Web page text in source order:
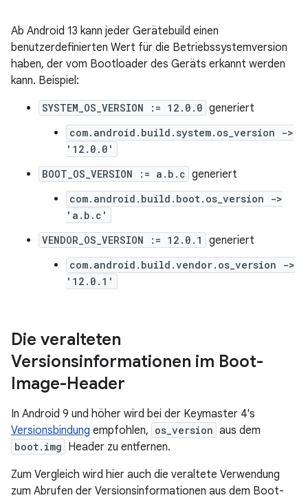
Ab Android 13 kann jeder Gerätebuild einen
benutzerdefinierten Wert für die Betriebssystemversion
haben, der vom Bootloader des Geräts erkannt werden
kann. Beispiel:
SYSTEM_OS_VERSION := 12.0.0 generiert
com.android.build.system.os_version ->
'12.0.0'
BOOT_OS_VERSION := a.b.c generiert
com.android.build.boot.os_version ->
'a.b.c'
VENDOR_OS_VERSION := 12.0.1
generiert
com.android.build.vendor.os_version ->
'12.0.1'
Die veralteten
Versionsinformationen im Boot-
Image-Header
In Android 9 und höher wird bei der Keymaster 4's
Versionsbindung empfohlen, os_version aus dem
boot.img Header zu entfernen.
Zum Vergleich wird hier auch die veraltete Verwendung
zum Abrufen der Versionsinformationen aus dem Boot-